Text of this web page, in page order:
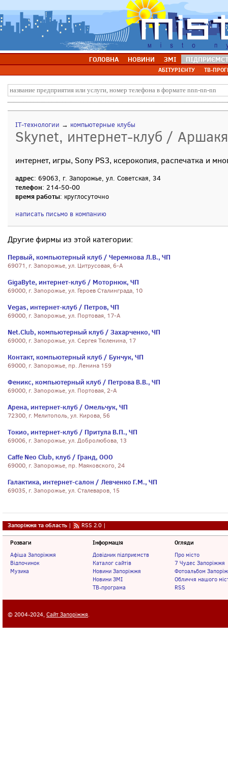
ГОЛОВНА НОВИНИ ЗМІ
АБІТУРІЄНТУ ТВ-
IT-технологии → компьютерные клубы
Skynet, интернет-клуб /
интернет, игры, Sony PS3, ксерокопия, распечатка и
адрес: 69063, г. Запорожье, ул. Советская, 34
телефон: 214-50-00
время работы: круглосуточно
написать письмо в компанию
Другие фирмы из этой категории:
Первый, компьютерный клуб / Черемнова Л.В., ЧП
69071, г. Запорожье, ул. Цитрусовая, 6-А
GigaByte, интернет-клуб / Моторнюк, ЧП
69000, г. Запорожье, ул. Героев Сталинграда, 10
Vegas, интернет-клуб / Петров, ЧП
69000, г. Запорожье, ул. Портовая, 17-А
Net.Club, компьютерный клуб / Захарченко, ЧП
69000, г. Запорожье, ул. Сергея Тюленина, 17
Контакт, компьютерный клуб / Бунчук, ЧП
69000, г. Запорожье, пр. Ленина 159
Феникс, компьютерный клуб / Петрова В.В., ЧП
69000, г. Запорожье, ул. Портовая, 2-А
Арена, интернет-клуб / Омельчук, ЧП
72300, г. Мелитополь, ул. Кирова, 56
Токио, интернет-клуб / Притула В.П., ЧП
69006, г. Запорожье, ул. Добролюбова, 13
Caffe Neo Club, клуб / Гранд, ООО
69000, г. Запорожье, пр. Маяковского, 24
Галактика, интернет-салон / Левченко Г.М., ЧП
69035, г. Запорожье, ул. Сталеваров, 15
Запоріжжя та область | RSS 2.0 |
Розваги
Афіша Запоріжжя
Відпочинок
Музика
Інформація
Довідник підприємств
Каталог сайтів
Новини Запоріжжя
Новини ЗМІ
ТВ-програма
Огляди
Про місто
7 Чудес Запоріжжя
Фотоальбом
Обличчя нашого
RSS
© 2004-2024, Сайт Запоріжжя.